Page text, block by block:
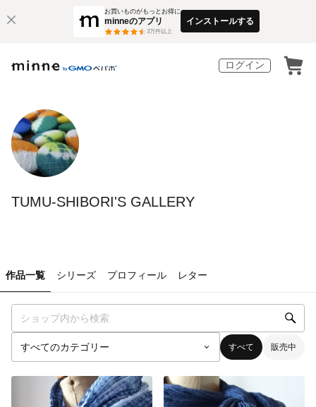
お買いものがもっとお得に
minneのアプリ
3万件以上
インストールする
ログイン
TUMU-SHIBORI'S GALLERY
作品一覧 シリーズ プロフィール レター
すべて 販売中